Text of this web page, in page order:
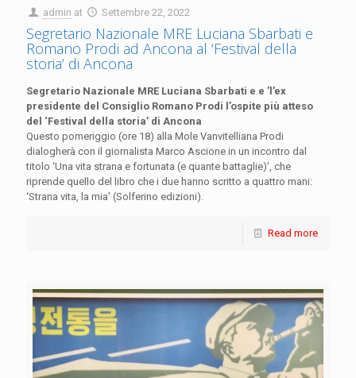
admin at Settembre 22, 2022
Segretario Nazionale MRE Luciana Sbarbati e
Romano Prodi ad Ancona al ‘Festival della
storia’ di Ancona
Segretario Nazionale MRE Luciana Sbarbati e e ’l’ex
presidente del Consiglio Romano Prodi l’ospite più atteso
del ‘Festival della storia’ di Ancona
Questo pomeriggio (ore 18) alla Mole Vanvitelliana Prodi
dialogherà con il giornalista Marco Ascione in un incontro dal
titolo ‘Una vita strana e fortunata (e quante battaglie)’, che
riprende quello del libro che i due hanno scritto a quattro mani:
‘Strana vita, la mia’ (Solferino edizioni).
Read more